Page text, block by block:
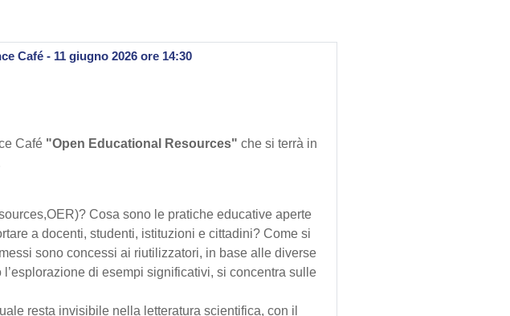
Café - 11 giugno 2026 ore 14:30
Café "Open Educational Resources" che si terrà in
Cosa sono le pratiche educative aperte
a docenti, studenti, istituzioni e cittadini? Come si
sono concessi ai riutilizzatori, in base alle diverse
di esempi significativi, si concentra sulle
resta invisibile nella letteratura scientifica, con il